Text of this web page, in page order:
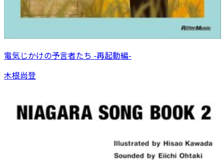
電気じかけの予言者たち -再起動編-
木根尚登